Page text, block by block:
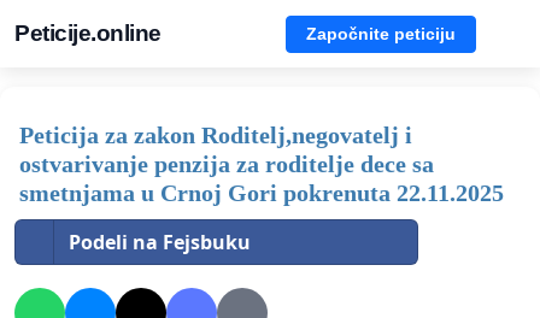
Peticije.online Započnite peticiju
Peticija za zakon Roditelj,negovatelj i
ostvarivanje penzija za roditelje dece sa
smetnjama u Crnoj Gori pokrenuta 22.11.2025
Podeli na Fejsbuku